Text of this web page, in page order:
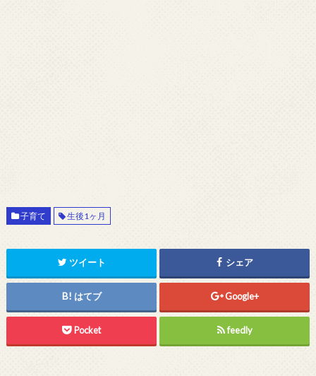
子育て 生後1ヶ月
ツイート シェア
はてブ Google+
Pocket feedly